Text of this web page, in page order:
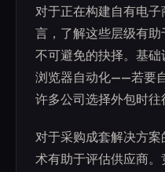
对于正在构建自有电
言，了解这些层级有助
不可避免的抉择。基
浏览器自动化——若要
许多公司选择外包时往
对于采购成套解决方
术有助于评估供应商